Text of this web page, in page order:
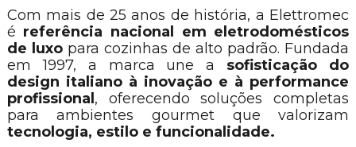
Com mais de 25 anos de história, a Elettromec
é referência nacional em eletrodomésticos
de luxopara cozinhas de alto padrão. Fundada
em 1997, a marca une a sofisticação do
design italiano à inovação e à performance
profissional , oferecendo soluções completas
para ambientes gourmet que valorizam
tecnologia, estilo e funcionalidade.